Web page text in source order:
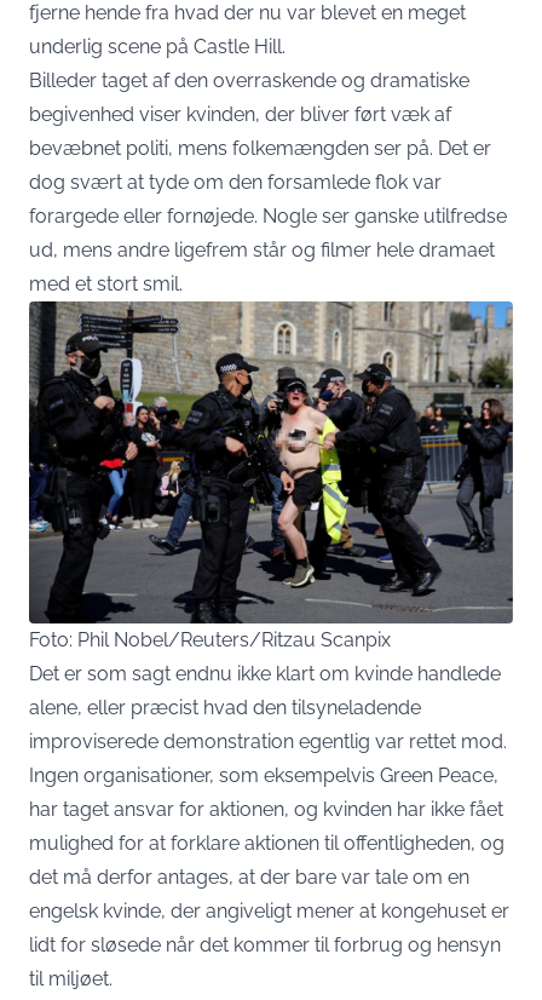
fjerne hende fra hvad der nu var blevet en meget
underlig scene på Castle Hill.
Billeder taget af den overraskende og dramatiske
begivenhed viser kvinden, der bliver ført væk af
bevæbnet politi, mens folkemængden ser på. Det er
dog svært at tyde om den forsamlede flok var
forargede eller fornøjede. Nogle ser ganske utilfredse
ud, mens andre ligefrem står og filmer hele dramaet
med et stort smil.
Foto: Phil Nobel/Reuters/Ritzau Scanpix
Det er som sagt endnu ikke klart om kvinde handlede
alene, eller præcist hvad den tilsyneladende
improviserede demonstration egentlig var rettet mod.
Ingen organisationer, som eksempelvis Green Peace,
har taget ansvar for aktionen, og kvinden har ikke fået
mulighed for at forklare aktionen til offentligheden, og
det må derfor antages, at der bare var tale om en
engelsk kvinde, der angiveligt mener at kongehuset er
lidt for sløsede når det kommer til forbrug og hensyn
til miljøet.